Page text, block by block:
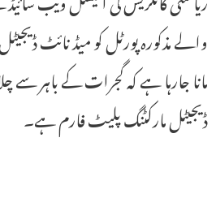
والے مذکورہ پورٹل کو میڈ نائٹ
مانا جارہا ہے کہ گجرات کے باہر
ڈیجیٹل مارکٹنگ پلیٹ فارم ہے۔